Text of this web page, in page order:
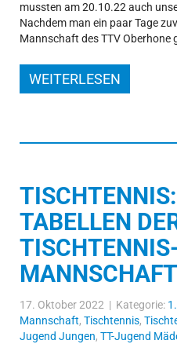
mussten am 20.10.22 auch
Nachdem man ein paar Tage
Mannschaft des TTV Oberhone
WEITERLESEN
TABELLEN
TISCHTENNIS-
17. Oktober 2022 | Kategorie:
Mannschaft, Tischtennis,
Jugend Jungen, TT-Jugend